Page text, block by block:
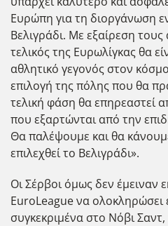
Ευρώπη για τη διοργάνωση
Βελιγράδι. Με εξαίρεση
τελικός της Ευρωλίγκας θα
αθλητικό γεγονός στον
επιλογή της πόλης που θα
τελική φάση θα επηρεαστεί
που εξαρτώνται από την
Θα παλέψουμε και θα
επιλεχθεί το Βελιγράδι».
Οι Σέρβοι όμως δεν έμειναν
EuroLeague να ολοκληρώσει
συγκεκριμένα στο Νόβι